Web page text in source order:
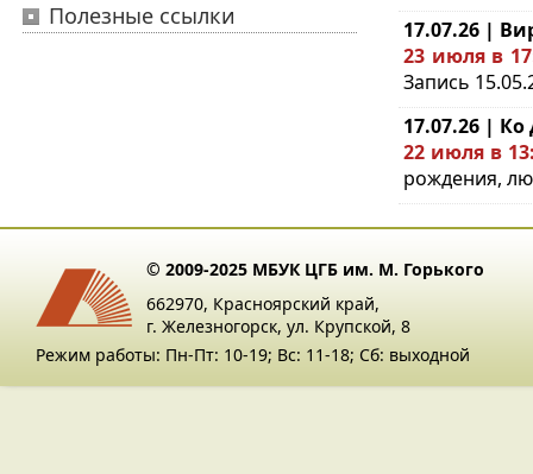
Полезные ссылки
17.07.26 |
23 июля в
Запись
17.07.26 |
22 июля в
рождения,
© 2009-2025 МБУК ЦГБ им. М. Горького
662970, Красноярский край,
г. Железногорск, ул. Крупской, 8
Режим работы: Пн-Пт: 10-19; Вс: 11-18; Сб: выходной